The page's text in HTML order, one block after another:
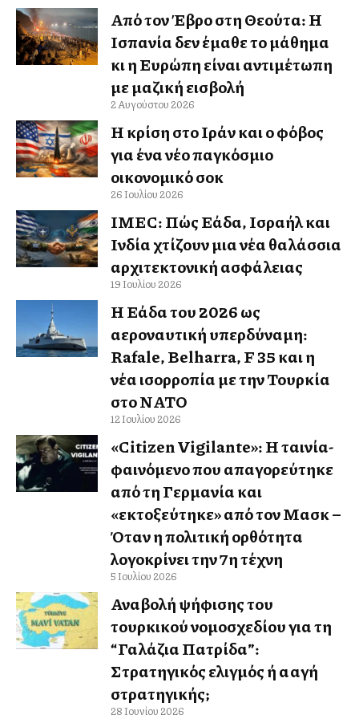
Από τον Έβρο στη Θεούτα: Η
Ισπανία δεν έμαθε το μάθημα
κι η Ευρώπη είναι αντιμέτωπη
με μαζική εισβολή
2 Αυγούστου 2026
Η κρίση στο Ιράν και ο φόβος
για ένα νέο παγκόσμιο
οικονομικό σοκ
26 Ιουλίου 2026
IMEC: Πώς Ελλάδα, Ισραήλ και
Ινδία χτίζουν μια νέα θαλάσσια
αρχιτεκτονική ασφάλειας
19 Ιουλίου 2026
Η Ελλάδα του 2026 ως
αεροναυτική υπερδύναμη:
Rafale, Belharra, F 35 και η
νέα ισορροπία με την Τουρκία
στο ΝΑΤΟ
12 Ιουλίου 2026
«Citizen Vigilante»: Η ταινία-
φαινόμενο που απαγορεύτηκε
από τη Γερμανία και
«εκτοξεύτηκε» από τον Μασκ –
Όταν η πολιτική ορθότητα
λογοκρίνει την 7η τέχνη
5 Ιουλίου 2026
Αναβολή ψήφισης του
τουρκικού νομοσχεδίου για τη
“Γαλάζια Πατρίδα”:
Στρατηγικός ελιγμός ή αλλαγή
στρατηγικής;
28 Ιουνίου 2026